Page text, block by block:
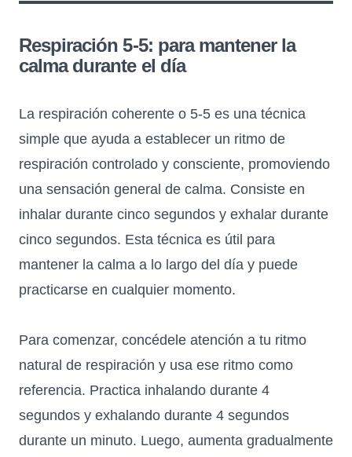
Respiración 5-5: para mantener la
calma durante el día
La respiración coherente o 5-5 es una técnica
simple que ayuda a establecer un ritmo de
respiración controlado y consciente, promoviendo
una sensación general de calma. Consiste en
inhalar durante cinco segundos y exhalar durante
cinco segundos. Esta técnica es útil para
mantener la calma a lo largo del día y puede
practicarse en cualquier momento.
Para comenzar, concédele atención a tu ritmo
natural de respiración y usa ese ritmo como
referencia. Practica inhalando durante 4
segundos y exhalando durante 4 segundos
durante un minuto. Luego, aumenta gradualmente